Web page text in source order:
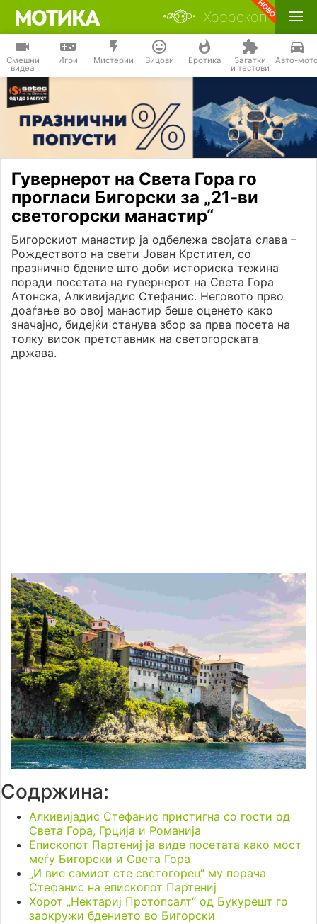
Хороскоп
Смешни
видеа
Игри Мистерии Вицови Еротика Загатки
и тестови
Авто-
Гувернерот на Света Гора го
прогласи Бигорски за „21-ви
светогорски манастир“
Бигорскиот манастир ја одбележа својата слава –
Рождеството на свети Јован Крстител, со
празнично бдение што доби историска тежина
поради посетата на гувернерот на Света Гора
Атонска, Алкивијадис Стефанис. Неговото прво
доаѓање во овој манастир беше оценето како
значајно, бидејќи станува збор за прва посета на
толку висок претставник на светогорската
држава.
Содржина:
Алкивијадис Стефанис пристигна со гости од
Света Гора, Грција и Романија
Епископот Партениј ја виде посетата како мост
меѓу Бигорски и Света Гора
„И вие самиот сте светогорец“ му порача
Стефанис на епископот Партениј
Хорот „Нектариј Протопсалт“ од Букурешт го
заокружи бдението во Бигорски